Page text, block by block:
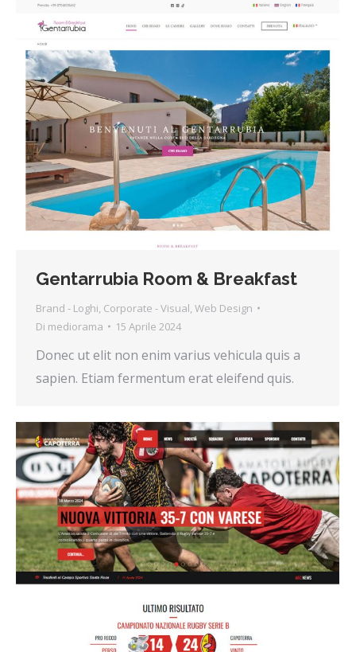
Gentarrubia Room & Breakfast
Brand - Loghi, Corporate - Visual, Web Design
Di mediorama 15 Aprile 2024
Donec ut elit non enim varius vehicula quis a
sapien. Etiam fermentum erat eleifend quis.